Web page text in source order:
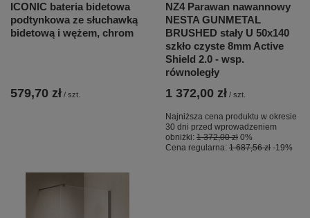
ICONIC bateria bidetowa
podtynkowa ze słuchawką
bidetową i wężem, chrom
579,70 zł / szt.
NZ4 Parawan nawannowy
NESTA GUNMETAL
BRUSHED stały U 50x140
szkło czyste 8mm Active
Shield 2.0 - wsp.
równoległy
1 372,00 zł / szt.
Najniższa cena produktu w okresie
30 dni przed wprowadzeniem
obniżki: 1 372,00 zł 0%
Cena regularna: 1 687,56 zł -19%